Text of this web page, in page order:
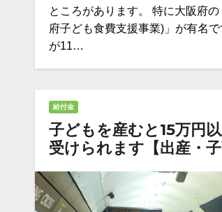
ところがあります。 特に大阪府
府子ども食費支援事業)」が有名
が11…
給付金
子どもを産むと15万円
受けられます【出産・子